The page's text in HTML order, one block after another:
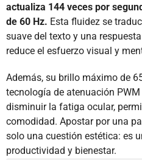
actualiza 144 veces por
de 60 Hz. Esta fluidez se
suave del texto y una
reduce el esfuerzo visual y
Además, su brillo máximo de
tecnología de atenuación
disminuir la fatiga ocular,
comodidad. Apostar por una
solo una cuestión estética: es
productividad y bienestar.